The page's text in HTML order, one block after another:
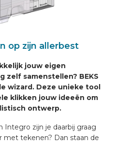
op zijn allerbest
jouw eigen
zelf samenstellen? BEKS
wizard. Deze unieke tool
klikken jouw ideeën om
ontwerp.
Integro zijn je daarbij graag
met tekenen? Dan staan de